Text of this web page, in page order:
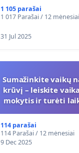
1 105 parašai
1 017 Parašai / 12 mėnesiai
31 Jul 2025
Sumažinkite vaikų
krūvį – leiskite
mokytis ir turėti
114 parašai
114 Parašai / 12 mėnesiai
9 Dec 2025